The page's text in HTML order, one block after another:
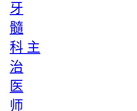
牙
髓
科 主
治
医
师